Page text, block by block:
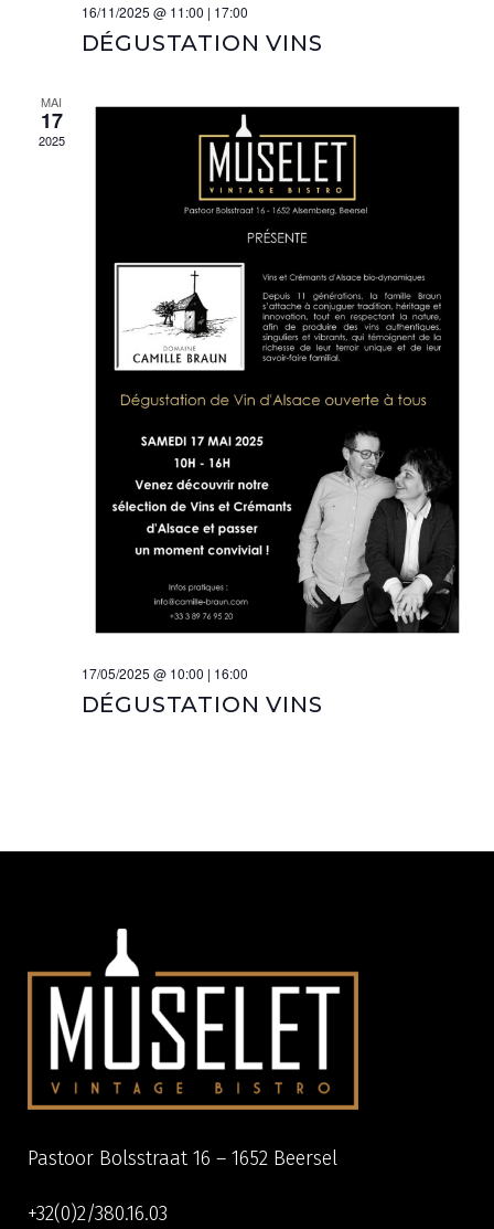
16/11/2025 @ 11:00 | 17:00
DÉGUSTATION VINS
MAI
17
2025
17/05/2025 @ 10:00 | 16:00
DÉGUSTATION VINS
Pastoor Bolsstraat 16 – 1652 Beersel
+32(0)2/380.16.03